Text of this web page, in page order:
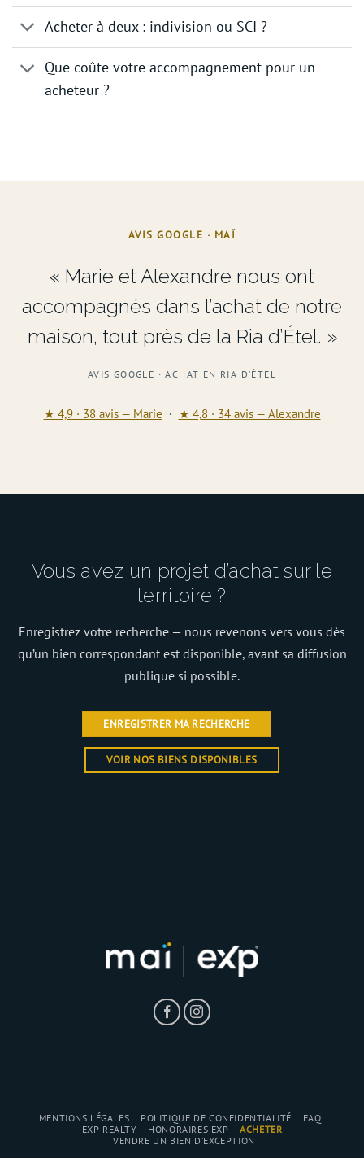
Acheter à deux : indivision ou SCI ?
Que coûte votre accompagnement pour un
acheteur ?
AVIS GOOGLE · MAÏ
« Marie et Alexandre nous ont
accompagnés dans l’achat de notre
maison, tout près de la Ria d’Étel. »
AVIS GOOGLE · ACHAT EN RIA D’ÉTEL
★ 4,9 · 38 avis — Marie · ★ 4,8 · 34 avis — Alexandre
Vous avez un projet d’achat sur le
territoire ?
Enregistrez votre recherche — nous revenons vers vous dès
qu’un bien correspondant est disponible, avant sa diffusion
publique si possible.
ENREGISTRER MA RECHERCHE
VOIR NOS BIENS DISPONIBLES
MENTIONS LÉGALES POLITIQUE DE CONFIDENTIALITÉ
FAQ
EXP REALTY
HONORAIRES EXP
ACHETER
VENDRE UN BIEN D’EXCEPTION